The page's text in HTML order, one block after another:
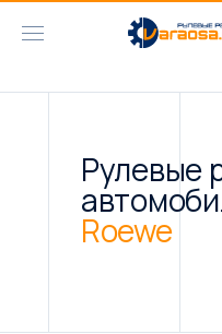
Рулевые
Roewe